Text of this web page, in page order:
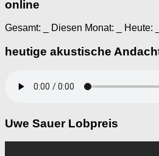
online
Gesamt: Diesen Monat: Heute:
heutige akustische
Uwe Sauer Lobpreis